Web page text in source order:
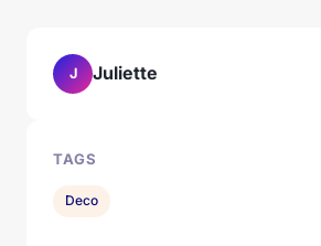
J Juliette
TAGS
Deco